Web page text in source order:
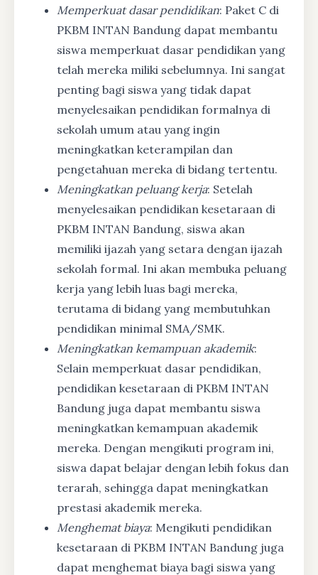
Memperkuat dasar pendidikan: Paket C di
PKBM INTAN Bandung dapat membantu
siswa memperkuat dasar pendidikan yang
telah mereka miliki sebelumnya. Ini sangat
penting bagi siswa yang tidak dapat
menyelesaikan pendidikan formalnya di
sekolah umum atau yang ingin
meningkatkan keterampilan dan
pengetahuan mereka di bidang tertentu.
Meningkatkan peluang kerja: Setelah
menyelesaikan pendidikan kesetaraan di
PKBM INTAN Bandung, siswa akan
memiliki ijazah yang setara dengan ijazah
sekolah formal. Ini akan membuka peluang
kerja yang lebih luas bagi mereka,
terutama di bidang yang membutuhkan
pendidikan minimal SMA/SMK.
Meningkatkan kemampuan akademik:
Selain memperkuat dasar pendidikan,
pendidikan kesetaraan di PKBM INTAN
Bandung juga dapat membantu siswa
meningkatkan kemampuan akademik
mereka. Dengan mengikuti program ini,
siswa dapat belajar dengan lebih fokus dan
terarah, sehingga dapat meningkatkan
prestasi akademik mereka.
Menghemat biaya: Mengikuti pendidikan
kesetaraan di PKBM INTAN Bandung juga
dapat menghemat biaya bagi siswa yang